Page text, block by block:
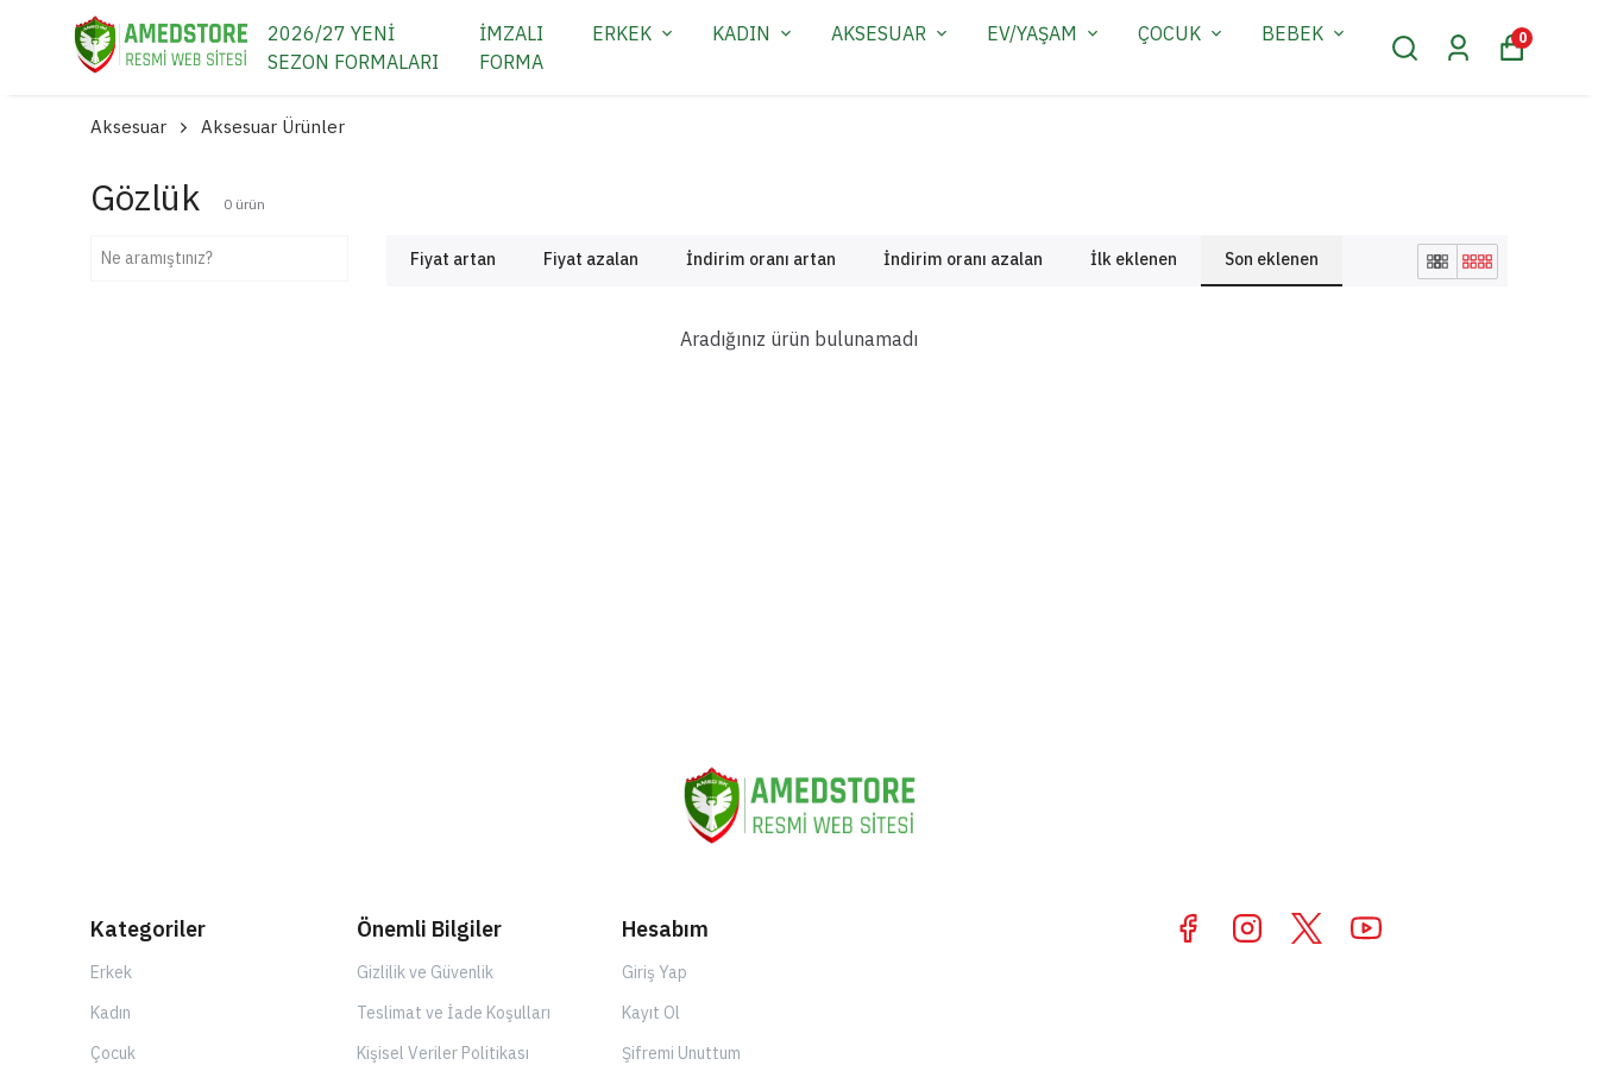
2026/27 YENİ
SEZON FORMALARI
İMZALI
FORMA
ERKEK KADIN AKSESUAR EV/YAŞAM ÇOCUK BEBEK 0
Aksesuar Aksesuar Ürünler
Gözlük 0 ürün
Fiyat artan Fiyat azalan İndirim oranı artan İndirim oranı azalan İlk eklenen Son eklenen
Aradığınız ürün bulunamadı
Kategoriler
Erkek
Kadın
Çocuk
Önemli Bilgiler
Gizlilik ve Güvenlik
Teslimat ve İade Koşulları
Kişisel Veriler Politikası
Hesabım
Giriş Yap
Kayıt Ol
Şifremi Unuttum